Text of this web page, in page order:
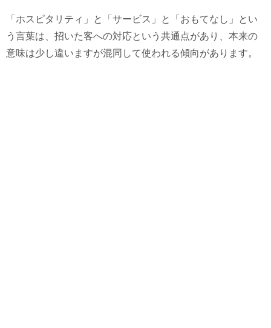
「ホスピタリティ」と「サービス」と「おもてなし」とい
う言葉は、招いた客への対応という共通点があり、本来の
意味は少し違いますが混同して使われる傾向があります。